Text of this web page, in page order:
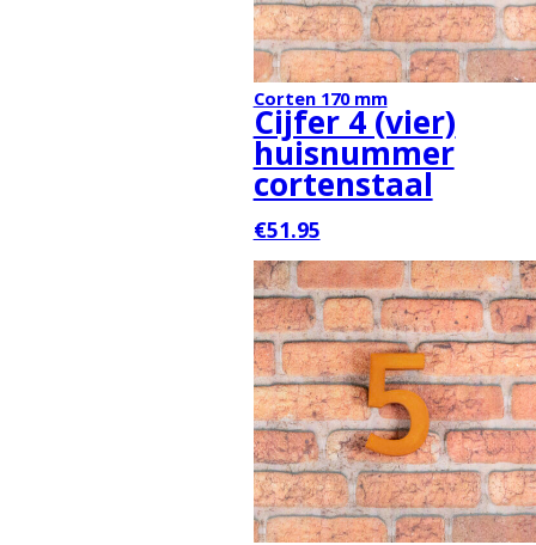
Corten 170 mm
Cijfer 4 (vier)
huisnummer
cortenstaal
€51.95